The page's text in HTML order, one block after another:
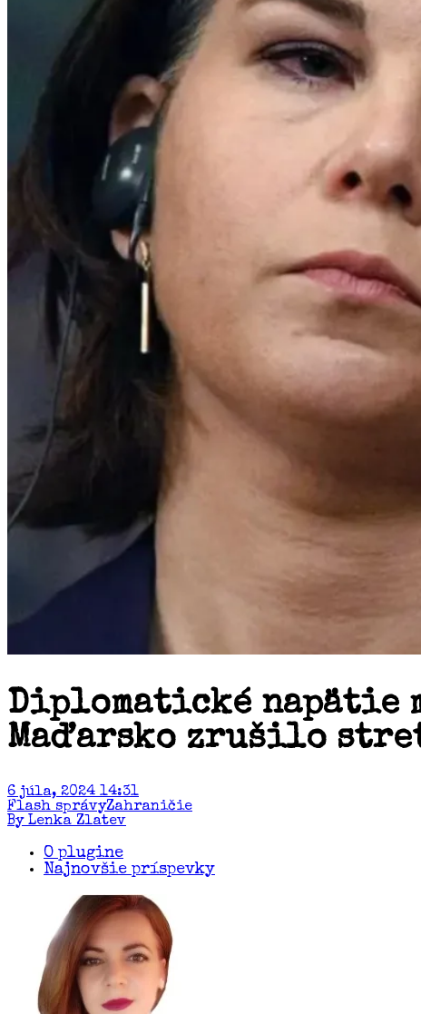
Diplomatické napätie
Maďarsko zrušilo
6 júla, 2024 14:31
Flash správyZahraničie
By Lenka Zlatev
O plugine
Najnovšie príspevky